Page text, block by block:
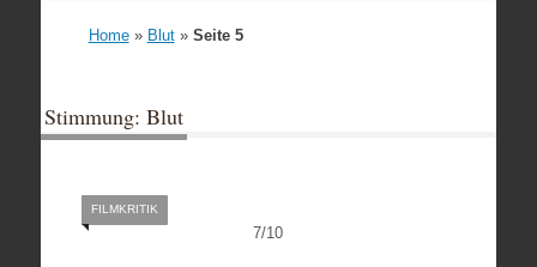
Home» Blut» Seite 5
Stimmung: Blut
7/10
FILMKRITIK